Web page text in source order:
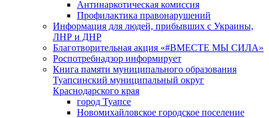
Антинаркотическая комиссия
Профилактика правонарушений
Информация для людей, прибывших с Украины,
ЛНР и ДНР
Благотворительная акция «#ВМЕСТЕ МЫ СИЛА»
Роспотребнадзор информирует
Книга памяти муниципального образования
Туапсинский муниципальный округ
Краснодарского края
город Туапсе
Новомихайловское городское поселение